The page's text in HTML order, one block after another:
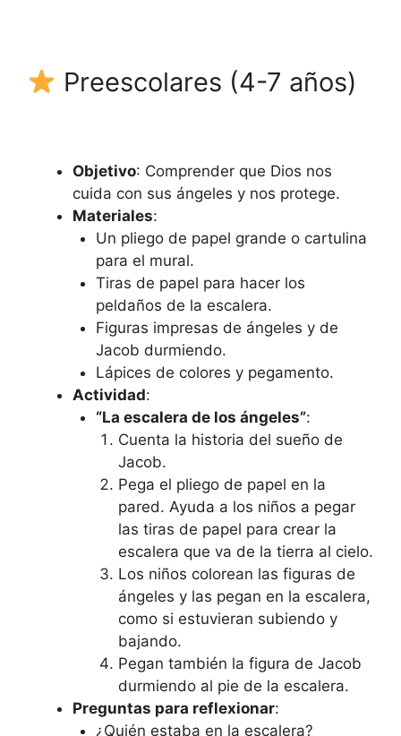
Preescolares (4-7 años)
Objetivo: Comprender que Dios nos
cuida con sus ángeles y nos protege.
Materiales:
Un pliego de papel grande o cartulina
para el mural.
Tiras de papel para hacer los
peldaños de la escalera.
Figuras impresas de ángeles y de
Jacob durmiendo.
Lápices de colores y pegamento.
Actividad:
“La escalera de los ángeles”:
Cuenta la historia del sueño de
Jacob.
Pega el pliego de papel en la
pared. Ayuda a los niños a pegar
las tiras de papel para crear la
escalera que va de la tierra al cielo.
Los niños colorean las figuras de
ángeles y las pegan en la escalera,
como si estuvieran subiendo y
bajando.
Pegan también la figura de Jacob
durmiendo al pie de la escalera.
Preguntas para reflexionar:
¿Quién estaba en la escalera?